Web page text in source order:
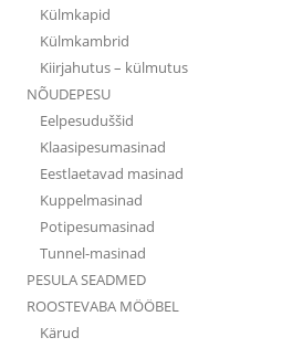
Külmkapid
Külmkambrid
Kiirjahutus – külmutus
NÕUDEPESU
Eelpesuduššid
Klaasipesumasinad
Eestlaetavad masinad
Kuppelmasinad
Potipesumasinad
Tunnel-masinad
PESULA SEADMED
ROOSTEVABA MÖÖBEL
Kärud